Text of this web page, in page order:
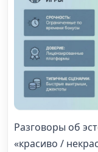
Разговоры об
«красиво /